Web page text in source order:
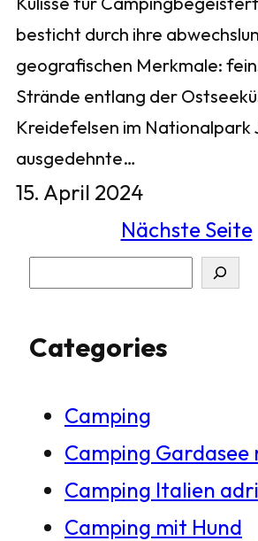
besticht durch ihre
geografischen Merkmale:
Strände entlang der
Kreidefelsen im Nationalpark
ausgedehnte…
15. April 2024
Nächste Seite
c
Categories
Camping
Camping Gardasee
Camping Italien
Camping mit Hund